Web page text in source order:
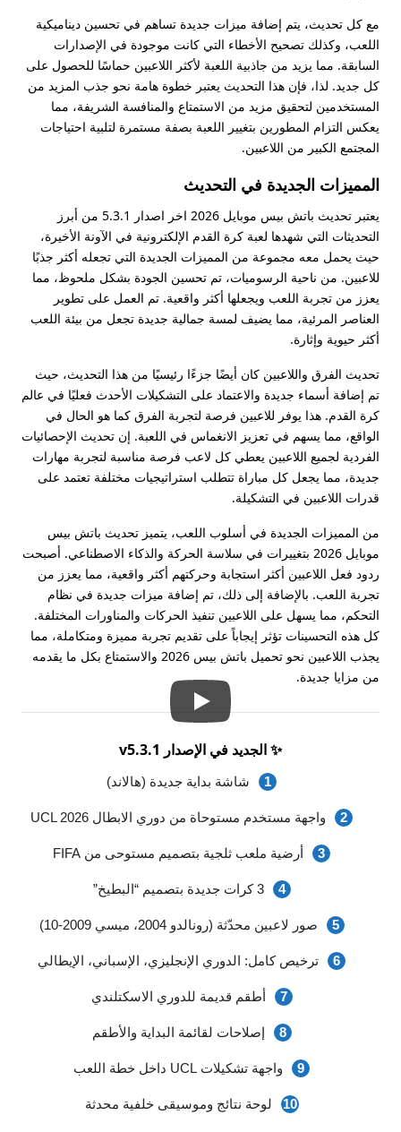
مع كل تحديث، يتم إضافة ميزات جديدة تساهم في تحسين ديناميكية
اللعب، وكذلك تصحيح الأخطاء التي كانت موجودة في الإصدارات
السابقة. مما يزيد من جاذبية اللعبة لأكثر اللاعبين حماسًا للحصول على
كل جديد. لذا، فإن هذا التحديث يعتبر خطوة هامة نحو جذب المزيد من
المستخدمين لتحقيق مزيد من الاستمتاع والمنافسة الشريفة، مما
يعكس التزام المطورين بتغيير اللعبة بصفة مستمرة لتلبية احتياجات
المجتمع الكبير من اللاعبين.
المميزات الجديدة في التحديث
يعتبر تحديث باتش بيس موبايل 2026 اخر اصدار 5.3.1 من أبرز
التحديثات التي شهدها لعبة كرة القدم الإلكترونية في الآونة الأخيرة،
حيث يحمل معه مجموعة من المميزات الجديدة التي تجعله أكثر جذبًا
للاعبين. من ناحية الرسوميات، تم تحسين الجودة بشكل ملحوظ، مما
يعزز من تجربة اللعب ويجعلها أكثر واقعية. تم العمل على تطوير
العناصر المرئية، مما يضيف لمسة جمالية جديدة تجعل من بيئة اللعب
أكثر حيوية وإثارة.
تحديث الفرق واللاعبين كان أيضًا جزءًا رئيسيًا من هذا التحديث، حيث
تم إضافة أسماء جديدة والاعتماد على التشكيلات الأحدث فعليًا في عالم
كرة القدم. هذا يوفر للاعبين فرصة لتجربة الفرق كما هو الحال في
الواقع، مما يسهم في تعزيز الانغماس في اللعبة. إن تحديث الإحصائيات
الفردية لجميع اللاعبين يعطي كل لاعب فرصة مناسبة لتجربة مهارات
جديدة، مما يجعل كل مباراة تتطلب استراتيجيات مختلفة تعتمد على
قدرات اللاعبين في التشكيلة.
من المميزات الجديدة في أسلوب اللعب، يتميز تحديث باتش بيس
موبايل 2026 بتغييرات في سلاسة الحركة والذكاء الاصطناعي. أصبحت
ردود فعل اللاعبين أكثر استجابة وحركتهم أكثر واقعية، مما يعزز من
تجربة اللعب. بالإضافة إلى ذلك، تم إضافة ميزات جديدة في نظام
التحكم، مما يسهل على اللاعبين تنفيذ الحركات والمناورات المختلفة.
كل هذه التحسينات تؤثر إيجاباً على تقديم تجربة مميزة ومتكاملة، مما
يجذب اللاعبين نحو تحميل باتش بيس 2026 والاستمتاع بكل ما يقدمه
من مزايا جديدة.
✨ الجديد في الإصدار v5.3.1
شاشة بداية جديدة (هالاند)
واجهة مستخدم مستوحاة من دوري الابطال UCL 2026
أرضية ملعب ثلجية بتصميم مستوحى من FIFA
3 كرات جديدة بتصميم “البطيخ”
صور لاعبين محدّثة (رونالدو 2004، ميسي 2009-10)
ترخيص كامل: الدوري الإنجليزي، الإسباني، الإيطالي
أطقم قديمة للدوري الاسكتلندي
إصلاحات لقائمة البداية والأطقم
واجهة تشكيلات UCL داخل خطة اللعب
لوحة نتائج وموسيقى خلفية محدثة